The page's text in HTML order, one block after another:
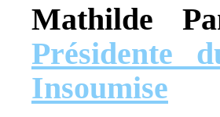
Mathilde
Présidente
Insoumise